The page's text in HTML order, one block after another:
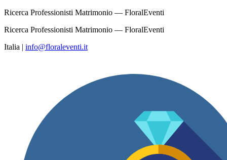
Ricerca Professionisti Matrimonio — FloralEventi
Ricerca Professionisti Matrimonio — FloralEventi
Italia | info@floraleventi.it